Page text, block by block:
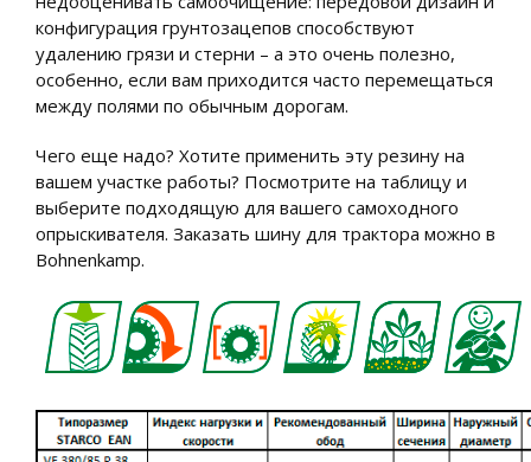
конфигурация грунтозацепов способствуют
удалению грязи и стерни – а это очень полезно,
особенно, если вам приходится часто перемещаться
между полями по обычным дорогам.
Чего еще надо? Хотите применить эту резину на
вашем участке работы? Посмотрите на таблицу и
выберите подходящую для вашего самоходного
опрыскивателя. Заказать шину для трактора можно в
Bohnenkamp.